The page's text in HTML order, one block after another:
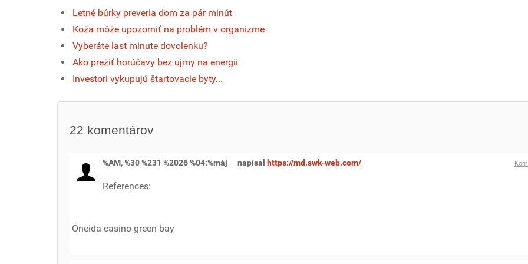
Letné búrky preveria dom za pár minút
Koža môže upozorniť na problém v organizme
Vyberáte last minute dovolenku?
Ako prežiť horúčavy bez ujmy na energii
Investori vykupujú štartovacie byty...
22 komentárov
%AM, %30 %231 %2026 %04:%máj napísal https://md.swk-web.com/
References:
Oneida casino green bay